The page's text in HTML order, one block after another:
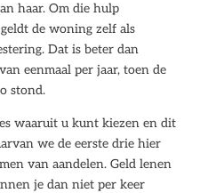
haar. Om die hulp
de woning zelf als
Dat is beter dan
eenmaal per jaar, toen de
stond.
waaruit u kunt kiezen en dit
we de eerste drie hier
van aandelen. Geld lenen
je dan niet per keer